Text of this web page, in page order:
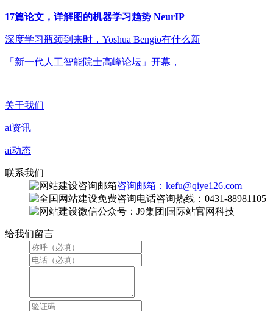
17篇论文，详解图的机器学习趋势 NeurIP
深度学习瓶颈到来时，Yoshua Bengio有什么新
「新一代人工智能院士高峰论坛」开幕，
关于我们
ai资讯
ai动态
联系我们
咨询邮箱：kefu@qiye126.com
咨询热线：0431-88981105
微信公众号：J9集团|国际站官网科技
给我们留言